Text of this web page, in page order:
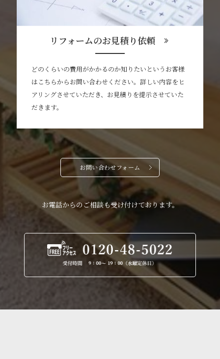
リフォームのお見積り依頼
どのくらいの費用がかかるのか知りたいというお客様
はこちらからお問い合わせください。詳しい内容をヒ
アリングさせていただき、お見積りを提示させていた
だきます。
お問い合わせフォーム
お電話からのご相談も受け付けております。